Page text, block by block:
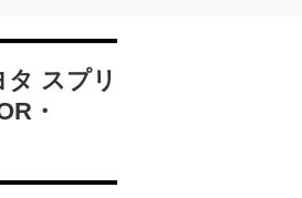
スプリ
・